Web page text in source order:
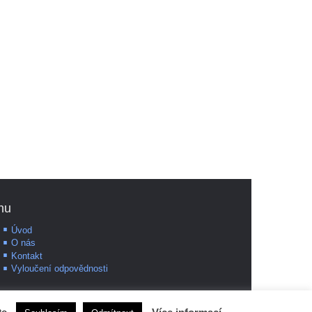
Úvod
O nás
Kontakt
Vyloučení odpovědnosti